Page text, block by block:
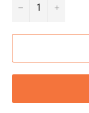
− +